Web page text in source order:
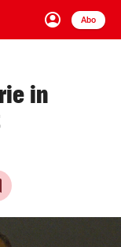
account_circle
Anmelden
Abo
close Schließen
arrow_right
in